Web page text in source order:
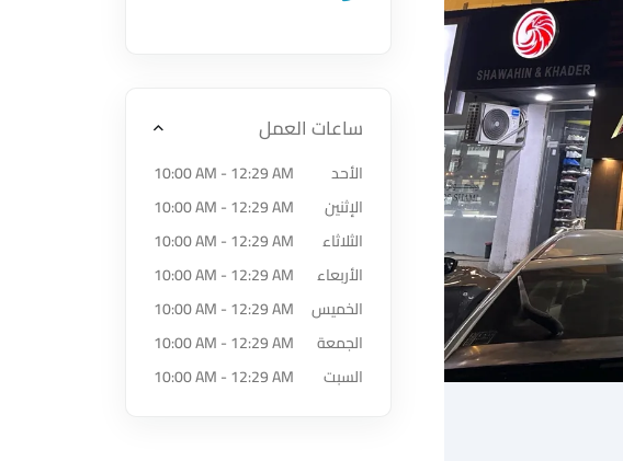
ساعات العمل
الأحد
10:00 AM - 12:29 AM
الإثنين
10:00 AM - 12:29 AM
الثلاثاء
10:00 AM - 12:29 AM
الأربعاء
10:00 AM - 12:29 AM
الخميس
10:00 AM - 12:29 AM
الجمعة
10:00 AM - 12:29 AM
السبت
10:00 AM - 12:29 AM